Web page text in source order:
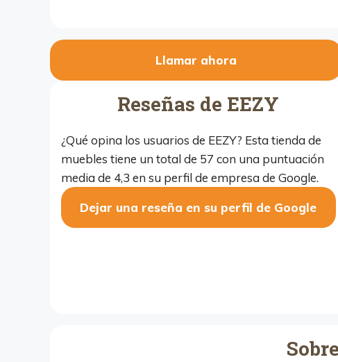
Llamar ahora
Reseñas de EEZY
¿Qué opina los usuarios de EEZY? Esta tienda de
muebles tiene un total de 57 con una puntuación
media de 4,3 en su perfil de empresa de Google.
Dejar una reseña en su perfil de Google